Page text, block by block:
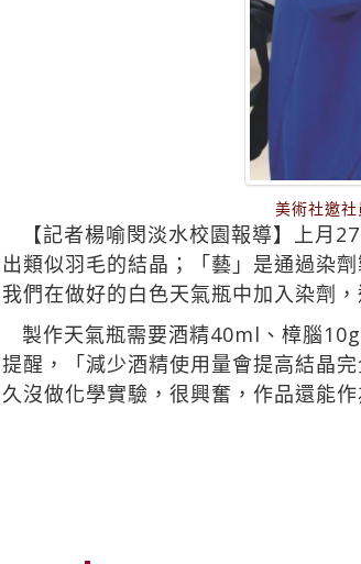
美術社邀
【記者楊喻閔淡水校園報導】上月
出類似羽毛的結晶；「藝」是通過染
我們在做好的白色天氣瓶中加入染劑
製作天氣瓶需要酒精40ml、樟腦
提醒，「減少酒精使用量會提高結晶
久沒做化學實驗，很興奮，作品還能